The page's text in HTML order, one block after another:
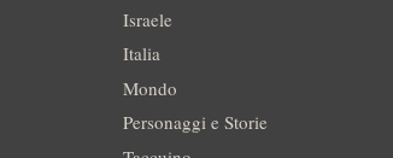
Israele
Italia
Mondo
Personaggi e Storie